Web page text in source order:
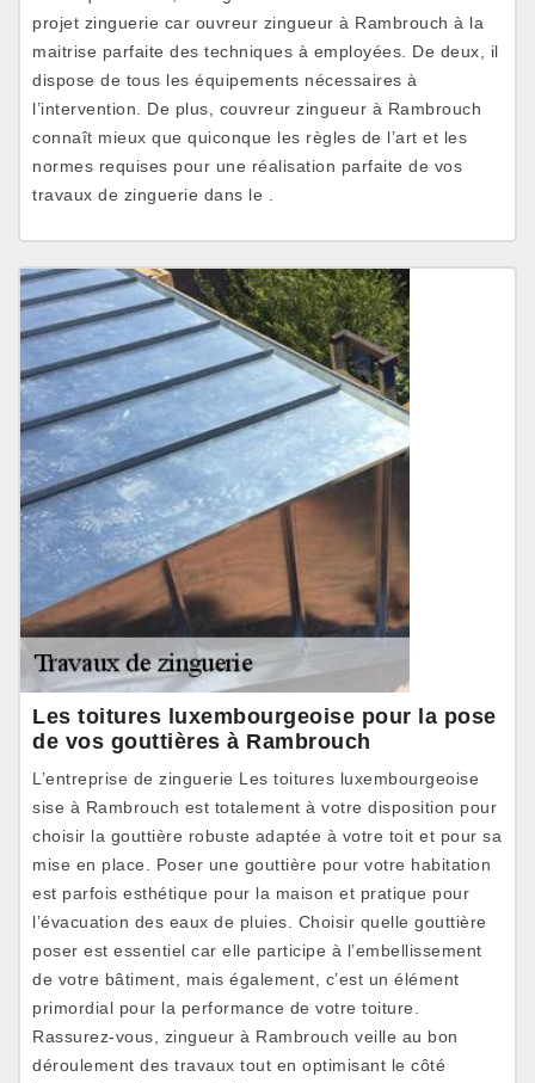
projet zinguerie car ouvreur zingueur à Rambrouch à la
maitrise parfaite des techniques à employées. De deux, il
dispose de tous les équipements nécessaires à
l’intervention. De plus, couvreur zingueur à Rambrouch
connaît mieux que quiconque les règles de l’art et les
normes requises pour une réalisation parfaite de vos
travaux de zinguerie dans le .
Les toitures luxembourgeoise pour la pose
de vos gouttières à Rambrouch
L’entreprise de zinguerie Les toitures luxembourgeoise
sise à Rambrouch est totalement à votre disposition pour
choisir la gouttière robuste adaptée à votre toit et pour sa
mise en place. Poser une gouttière pour votre habitation
est parfois esthétique pour la maison et pratique pour
l’évacuation des eaux de pluies. Choisir quelle gouttière
poser est essentiel car elle participe à l’embellissement
de votre bâtiment, mais également, c’est un élément
primordial pour la performance de votre toiture.
Rassurez-vous, zingueur à Rambrouch veille au bon
déroulement des travaux tout en optimisant le côté